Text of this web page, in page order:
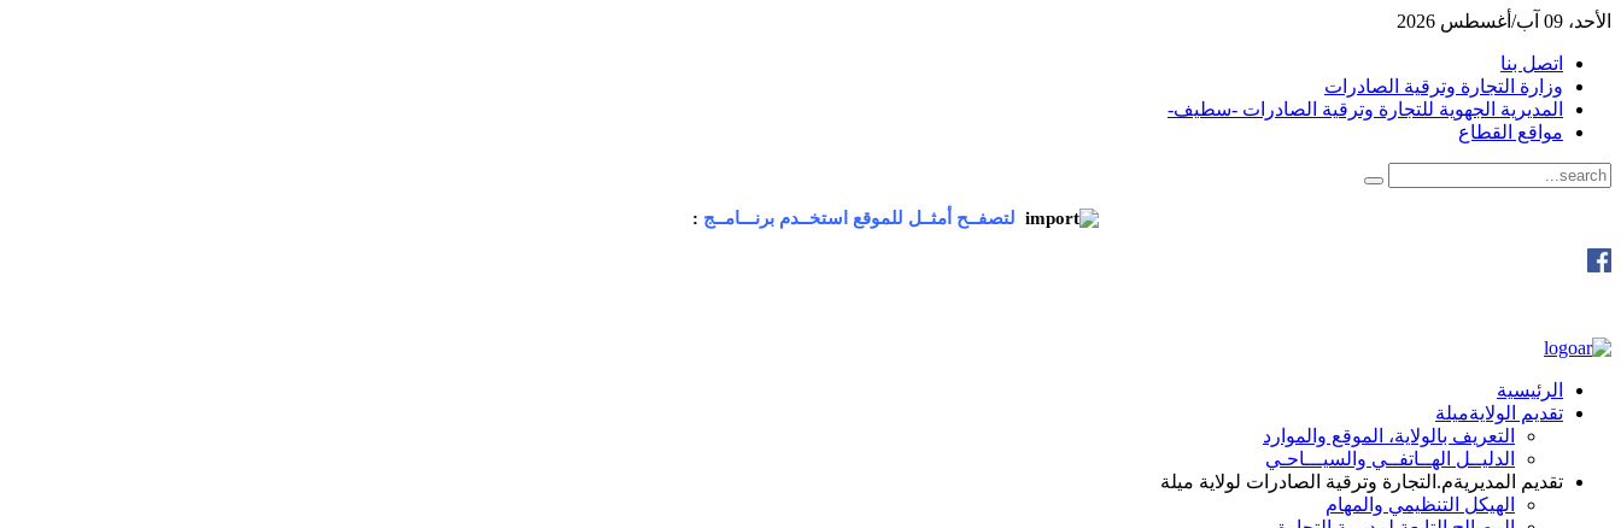
الأحد، 09 آب/أغسطس 2026
اتصل بنا
وزارة التجارة وترقية الصادرات
المديرية الجهوية للتجارة وترقية الصادرات -سطيف-
مواقع القطاع
لتصفــح أمثــل للموقع استخــدم برنـــامــج :
الرئيسية
تقديم الولايةميلة
التعريف بالولاية، الموقع والموارد
الدليــل الهــاتفــي والسيـــاحـي
تقديم المديريةم.التجارة وترقية الصادرات لولاية ميلة
الهيكل التنظيمي والمهام